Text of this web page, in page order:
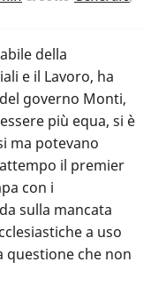
della
e il Lavoro, ha
governo Monti,
più equa, si è
ma potevano
il premier
con i
sulla mancata
a uso
questione che non